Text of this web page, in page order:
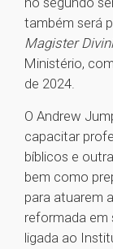
também será
Magister
Ministério,
de 2024.
O Andrew
capacitar
bíblicos e
bem como
para atuarem
reformada em
ligada ao